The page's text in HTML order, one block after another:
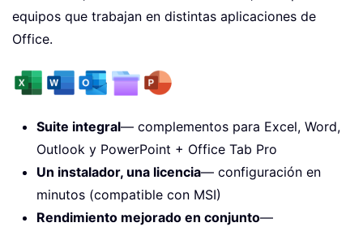
equipos que trabajan en distintas aplicaciones de
Office.
Suite integral— complementos para Excel, Word,
Outlook y PowerPoint + Office Tab Pro
Un instalador, una licencia— configuración en
minutos (compatible con MSI)
Rendimiento mejorado en conjunto—